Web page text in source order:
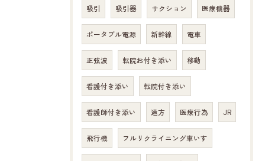
吸引 吸引器 サクション 医療機器
ポータブル電源 新幹線 電車
正弦波 転院お付き添い 移動
看護付き添い 転院付き添い
看護師付き添い 遠方 医療行為 JR
飛行機 フルリクライニング車いす